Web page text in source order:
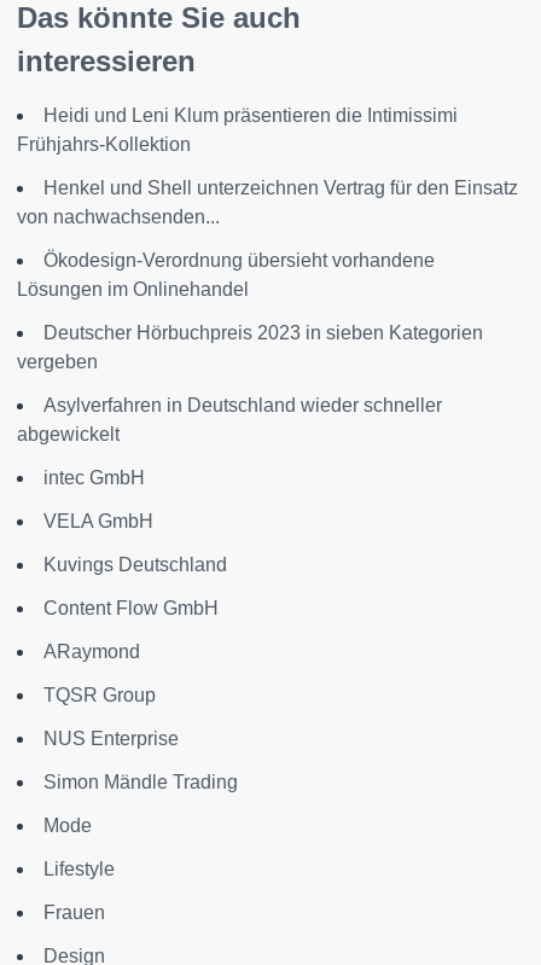
Das könnte Sie auch
interessieren
Heidi und Leni Klum präsentieren die Intimissimi
Frühjahrs-Kollektion
Henkel und Shell unterzeichnen Vertrag für den Einsatz
von nachwachsenden...
Ökodesign-Verordnung übersieht vorhandene
Lösungen im Onlinehandel
Deutscher Hörbuchpreis 2023 in sieben Kategorien
vergeben
Asylverfahren in Deutschland wieder schneller
abgewickelt
intec GmbH
VELA GmbH
Kuvings Deutschland
Content Flow GmbH
ARaymond
TQSR Group
NUS Enterprise
Simon Mändle Trading
Mode
Lifestyle
Frauen
Design